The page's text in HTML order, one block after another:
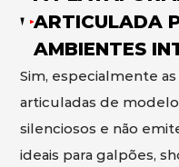
ARTICULADA
AMBIENTES
Sim, especialmente
articuladas de
silenciosos e não
ideais para galpões,